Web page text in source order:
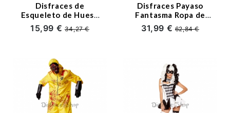
Disfraces de
Esqueleto de Hueso
Blanco de Halloween
para Hombre
15,99 €34,27 €
Disfraces Payaso
Fantasma Ropa de
Muñeca de
Halloween para
31,99 €62,84 €